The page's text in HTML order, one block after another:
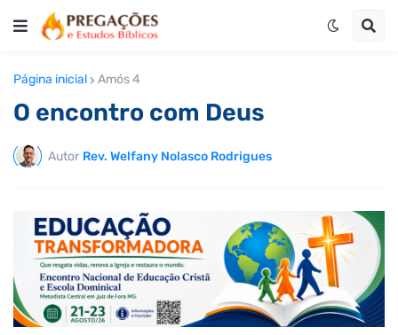
Página inicial Amós 4
O encontro com Deus
Autor Rev. Welfany Nolasco Rodrigues